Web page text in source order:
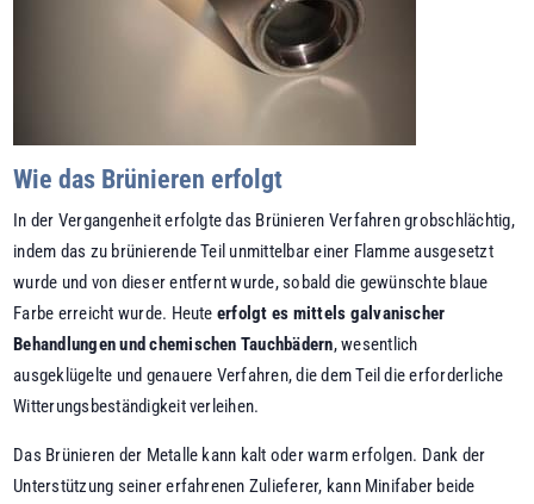
Wie das Brünieren erfolgt
In der Vergangenheit erfolgte das Brünieren Verfahren grobschlächtig,
indem das zu brünierende Teil unmittelbar einer Flamme ausgesetzt
wurde und von dieser entfernt wurde, sobald die gewünschte blaue
Farbe erreicht wurde. Heute erfolgt es mittels galvanischer
Behandlungen und chemischen Tauchbädern, wesentlich
ausgeklügelte und genauere Verfahren, die dem Teil die erforderliche
Witterungsbeständigkeit verleihen.
Das Brünieren der Metalle kann kalt oder warm erfolgen. Dank der
Unterstützung seiner erfahrenen Zulieferer, kann Minifaber beide